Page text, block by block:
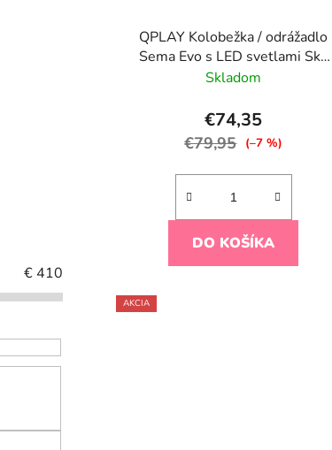
€ 410
QPLAY Kolobežka / odrážadlo
Sema Evo s LED svetlami Sky
Blue, vek 1 - 6 rokov, do 50 kg
Skladom
€74,35
€79,95 (–7 %)
DO KOŠÍKA
AKCIA